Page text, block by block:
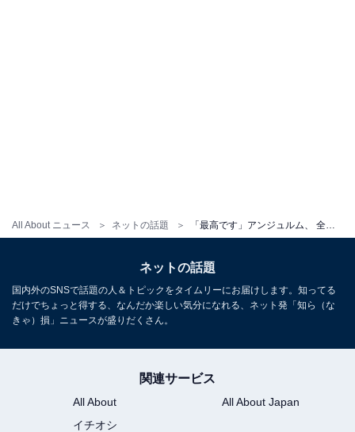
All About ニュース ネットの話題
ネットの話題
国内外のSNSで話題の人＆トピックをタイムリーにお届けします。知ってる
だけでちょっと得する、なんだか楽しい気分になれる、ネット発「知ら（な
きゃ）損」ニュースが盛りだくさん。
関連サービス
All About
All About Japan
イチオシ